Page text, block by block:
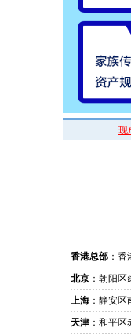
现
香港总部 ：
北京 ：朝阳
上海 ：静安
天津 ：和平